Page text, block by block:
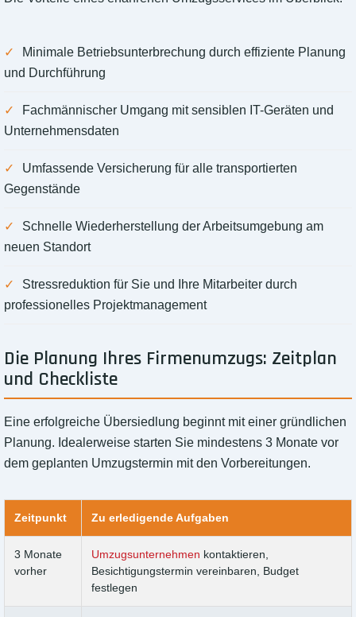
Minimale Betriebsunterbrechung durch effiziente Planung
und Durchführung
Fachmännischer Umgang mit sensiblen IT-Geräten und
Unternehmensdaten
Umfassende Versicherung für alle transportierten
Gegenstände
Schnelle Wiederherstellung der Arbeitsumgebung am
neuen Standort
Stressreduktion für Sie und Ihre Mitarbeiter durch
professionelles Projektmanagement
Die Planung Ihres Firmenumzugs: Zeitplan
und Checkliste
Eine erfolgreiche Übersiedlung beginnt mit einer gründlichen
Planung. Idealerweise starten Sie mindestens 3 Monate vor
dem geplanten Umzugstermin mit den Vorbereitungen.
Zeitpunkt Zu erledigende Aufgaben
3 Monate
vorher
Umzugsunternehmen kontaktieren,
Besichtigungstermin vereinbaren, Budget
festlegen